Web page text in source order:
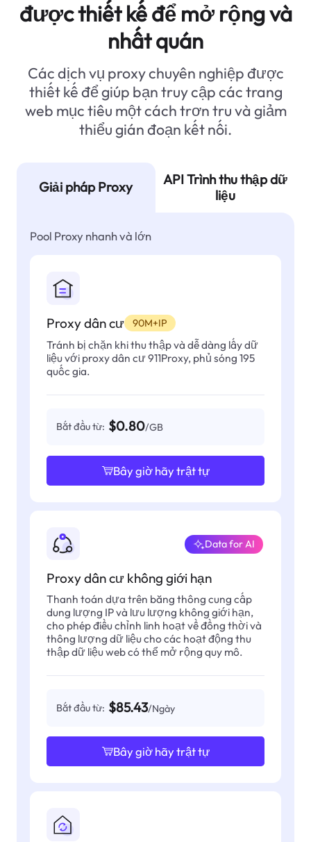
được thiết kế để mở rộng và
nhất quán
Các dịch vụ proxy chuyên nghiệp được
thiết kế để giúp bạn truy cập các trang
web mục tiêu một cách trơn tru và giảm
thiểu gián đoạn kết nối.
Giải pháp Proxy
API Trình thu thập dữ
liệu
Pool Proxy nhanh và lớn
Proxy dân cư 90M+IP
Tránh bị chặn khi thu thập và dễ dàng lấy dữ
liệu với proxy dân cư 911Proxy, phủ sóng 195
quốc gia.
Bắt đầu từ: $0.80/GB
Bây giờ hãy trật tự
Proxy dân cư không giới hạn
Data for AI
Thanh toán dựa trên băng thông cung cấp
dung lượng IP và lưu lượng không giới hạn,
cho phép điều chỉnh linh hoạt về đồng thời và
thông lượng dữ liệu cho các hoạt động thu
thập dữ liệu web có thể mở rộng quy mô.
Bắt đầu từ: $85.43/Ngày
Bây giờ hãy trật tự